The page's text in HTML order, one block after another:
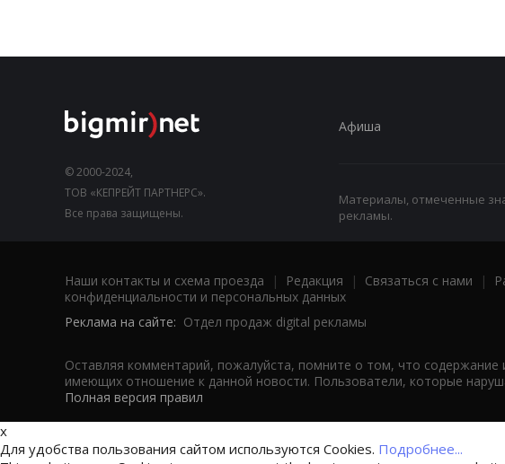
© 2000-2024,
ТОВ «КЕПРЕЙТ ПАРТНЕРС».
Все права защищены.
Афиша
Материалы, отмеченные
рекламы.
Наши контакты и схема проезда | Редакция | Связаться с нами |
конфиденциальности и персональных данных
Реклама на сайте: Отдел продаж digital рекламы
Оставляя комментарий, пожалуйста, помните о том, что
имеющих отношение к данной новости. Пользователи, которые
Полная версия правил
x
Для удобства пользования сайтом используются Cookies. Подробнее...